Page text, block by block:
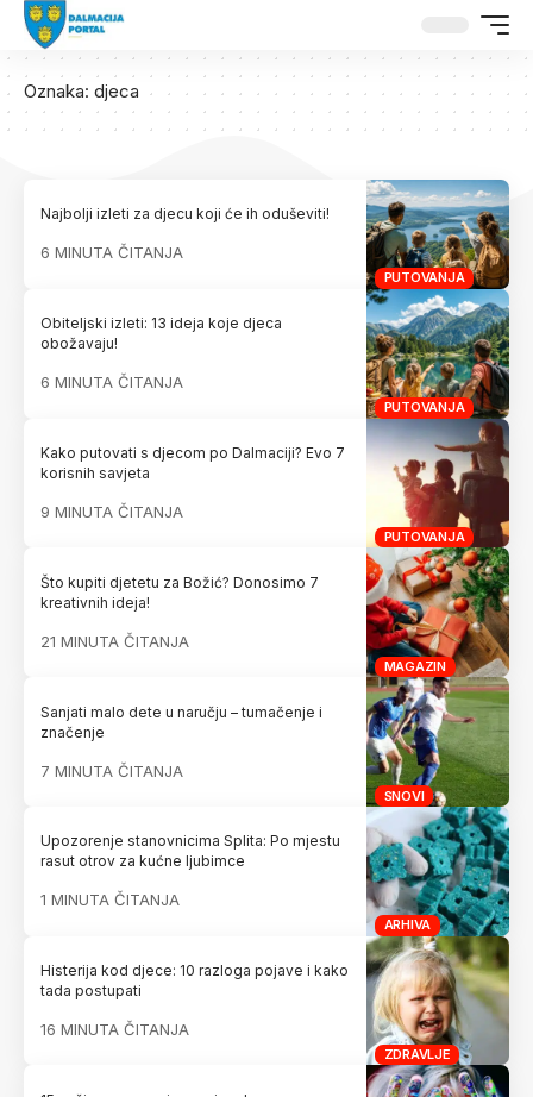
Oznaka: djeca
PUTOVANJA
Najbolji izleti za djecu koji će ih oduševiti!
6 MINUTA ČITANJA
PUTOVANJA
Obiteljski izleti: 13 ideja koje djeca
obožavaju!
6 MINUTA ČITANJA
PUTOVANJA
Kako putovati s djecom po Dalmaciji? Evo 7
korisnih savjeta
9 MINUTA ČITANJA
MAGAZIN
Što kupiti djetetu za Božić? Donosimo 7
kreativnih ideja!
21 MINUTA ČITANJA
SNOVI
Sanjati malo dete u naručju – tumačenje i
značenje
7 MINUTA ČITANJA
ARHIVA
Upozorenje stanovnicima Splita: Po mjestu
rasut otrov za kućne ljubimce
1 MINUTA ČITANJA
ZDRAVLJE
Histerija kod djece: 10 razloga pojave i kako
tada postupati
16 MINUTA ČITANJA